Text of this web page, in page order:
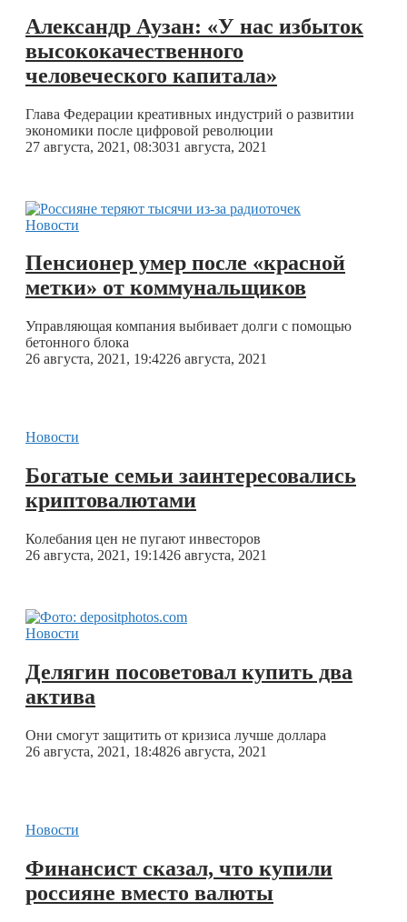
Александр Аузан: «У нас избыток
высококачественного
человеческого капитала»
Глава Федерации креативных индустрий о развитии
экономики после цифровой революции
27 августа, 2021, 08:3031 августа, 2021
Новости
Пенсионер умер после «красной
метки» от коммунальщиков
Управляющая компания выбивает долги с помощью
бетонного блока
26 августа, 2021, 19:4226 августа, 2021
Новости
Богатые семьи заинтересовались
криптовалютами
Колебания цен не пугают инвесторов
26 августа, 2021, 19:1426 августа, 2021
Новости
Делягин посоветовал купить два
актива
Они смогут защитить от кризиса лучше доллара
26 августа, 2021, 18:4826 августа, 2021
Новости
Финансист сказал, что купили
россияне вместо валюты